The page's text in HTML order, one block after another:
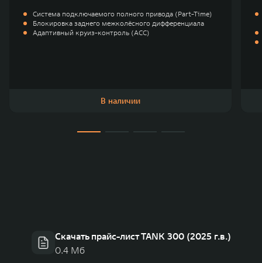
Система подключаемого полного привода (Part-Time)
Блокировка заднего межколёсного дифференциала
Адаптивный круиз-контроль (ACC)
В наличии
Скачать прайс-лист TANK 300 (2025 г.в.)
0.4 Мб